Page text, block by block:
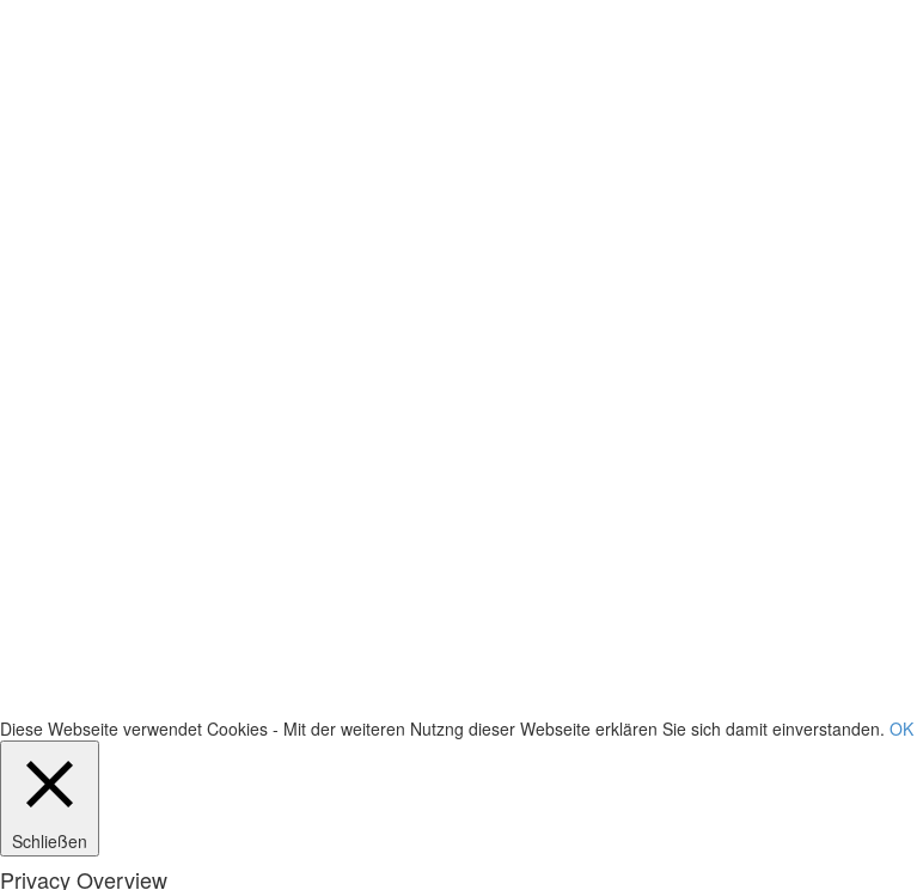
Diese Webseite verwendet Cookies - Mit der weiteren Nutzng dieser Webseite erklären Sie sich damit einverstanden. OK
Schließen
Privacy Overview